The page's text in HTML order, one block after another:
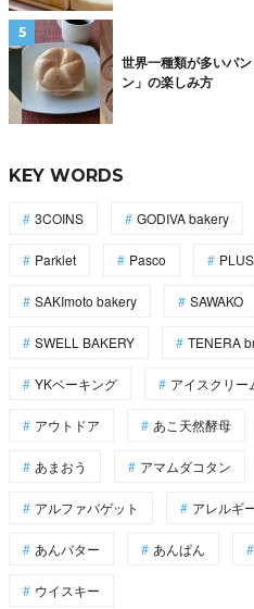
世界一種類が多いパ
ン」の楽しみ方
KEY WORDS
3COINS GODIVA bakery
Parklet Pasco
SAKImoto bakery SAWAKO
SWELL BAKERY TENERA
YKベーキング アイスクリー
アウトドア あこ天然酵母
あまおう アマムダコタン
アルファバゲット アレルギ
あんバター あんぱん
ウイスキー